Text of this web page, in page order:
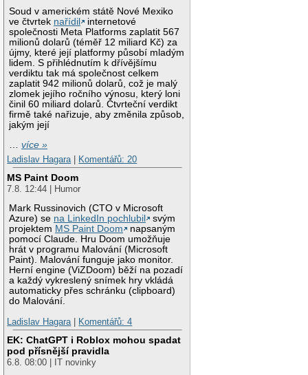
Soud v americkém státě Nové Mexiko
ve čtvrtek nařídil
internetové
společnosti Meta Platforms zaplatit 567
milionů dolarů (téměř 12 miliard Kč) za
újmy, které její platformy působí mladým
lidem. S přihlédnutím k dřívějšímu
verdiktu tak má společnost celkem
zaplatit 942 milionů dolarů, což je malý
zlomek jejího ročního výnosu, který loni
činil 60 miliard dolarů. Čtvrteční verdikt
firmě také nařizuje, aby změnila způsob,
jakým její
…více »
Ladislav Hagara| Komentářů: 20
MS Paint Doom
7.8. 12:44 | Humor
Mark Russinovich (CTO v Microsoft
Azure) se na LinkedIn pochlubil
svým
projektem MS Paint Doom
napsaným
pomocí Claude. Hru Doom umožňuje
hrát v programu Malování (Microsoft
Paint). Malování funguje jako monitor.
Herní engine (ViZDoom) běží na pozadí
a každý vykreslený snímek hry vkládá
automaticky přes schránku (clipboard)
do Malování.
Ladislav Hagara| Komentářů: 4
EK: ChatGPT i Roblox mohou spadat
pod přísnější pravidla
6.8. 08:00 | IT novinky